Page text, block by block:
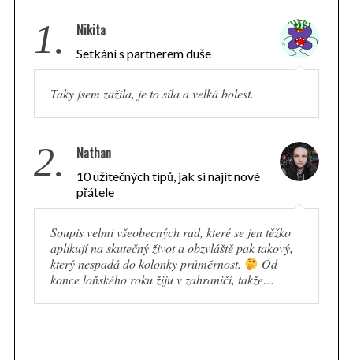
1. Nikita
Setkání s partnerem duše
Taky jsem zažila, je to síla a velká bolest.
2. Nathan
10 užitečných tipů, jak si najít nové
přátele
Soupis velmi všeobecných rad, které se jen těžko
aplikují na skutečný život a obzvláště pak takový,
který nespadá do kolonky průměrnost.
Od
konce loňského roku žiju v zahraničí, takže…
S
e
a